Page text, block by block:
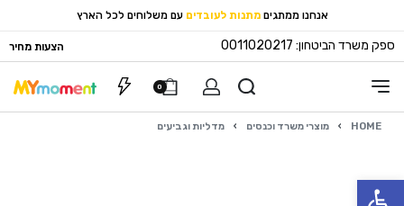
פתח סרגל נגישות
אנחנו ממתגים מתנות לעובדים עם משלוחים לכל הארץ
ספק משרד הביטחון: 0011020217 הצעות מחיר
0
HOME
› מוצרי משרד וכנסים › מדליות וגביעים